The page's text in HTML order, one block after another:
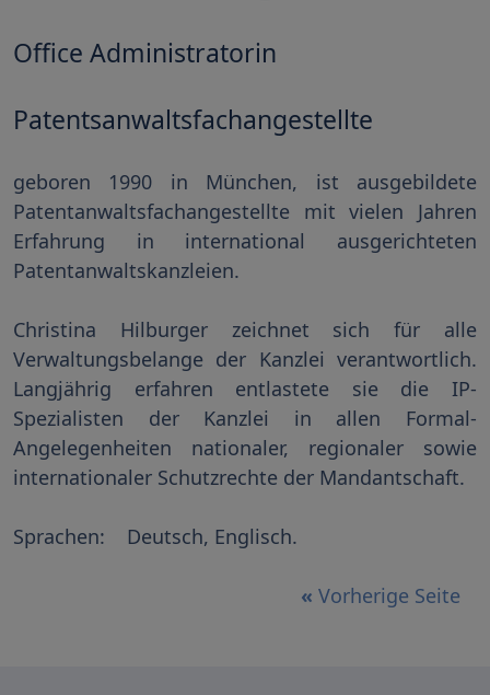
Office Administratorin
Patentsanwaltsfachangestellte
geboren 1990 in München, ist ausgebildete
Patentanwaltsfachangestellte mit vielen Jahren
Erfahrung in international ausgerichteten
Patentanwaltskanzleien.
Christina Hilburger zeichnet sich für alle
Verwaltungsbelange der Kanzlei verantwortlich.
Langjährig erfahren entlastete sie die IP-
Spezialisten der Kanzlei in allen Formal-
Angelegenheiten nationaler, regionaler sowie
internationaler Schutzrechte der Mandantschaft.
Sprachen: Deutsch, Englisch.
« Vorherige Seite